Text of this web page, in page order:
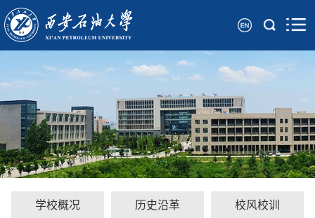
学校概况 历史沿革 校风校训